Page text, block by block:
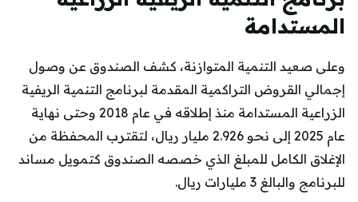
المستدامة
وعلى صعيد التنمية المتوازنة، كشف الصندوق عن وصول
إجمالي القروض التراكمية المقدمة لبرنامج التنمية الريفية
الزراعية المستدامة منذ إطلاقه في عام 2018 وحتى نهاية
عام 2025 إلى نحو 2.926 مليار ريال، لتقترب المحفظة من
الإغلاق الكامل للمبلغ الذي خصصه الصندوق كتمويل مساند
للبرنامج والبالغ 3 مليارات ريال.